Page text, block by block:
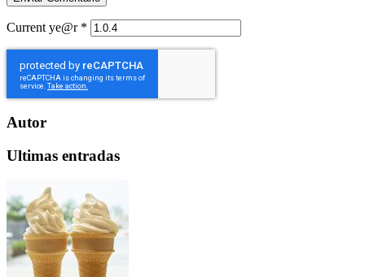
Current ye@r *
Autor
Ultimas entradas